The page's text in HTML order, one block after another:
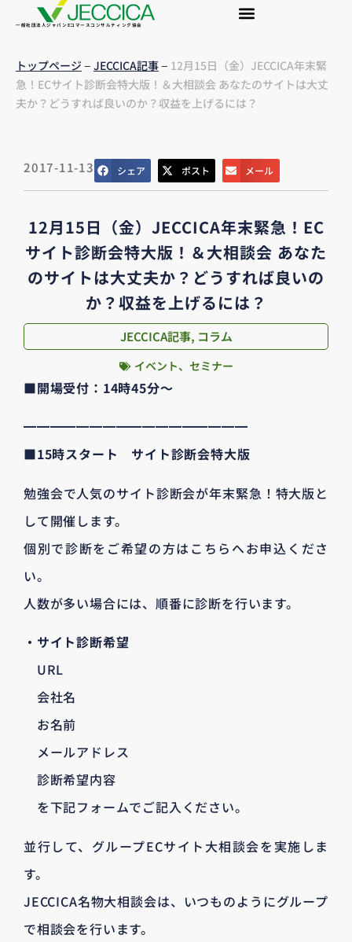
一般社団法人ジャパンEコマースコンサルティング協会
トップページ– JECCICA記事– 12月15日（金）JECCICA年末緊
急！ECサイト診断会特大版！＆大相談会 あなたのサイトは大丈
夫か？どうすれば良いのか？収益を上げるには？
2017-11-13 シェア ポスト メール
12月15日（金）JECCICA年末緊急！EC
サイト診断会特大版！＆大相談会 あなた
のサイトは大丈夫か？どうすれば良いの
か？収益を上げるには？
JECCICA記事, コラム
イベント、セミナー
■開場受付：14時45分～
━━━━━━━━━━━━━━━━━
■15時スタート サイト診断会特大版
勉強会で人気のサイト診断会が年末緊急！特大版と
して開催します。
個別で診断をご希望の方はこちらへお申込くださ
い。
人数が多い場合には、順番に診断を行います。
・サイト診断希望
URL
会社名
お名前
メールアドレス
診断希望内容
を下記フォームでご記入ください。
並行して、グループECサイト大相談会を実施しま
す。
JECCICA名物大相談会は、いつものようにグループ
で相談会を行います。